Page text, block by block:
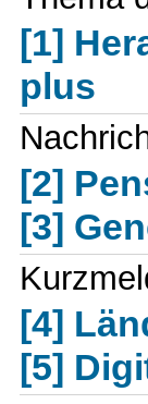
[1]
plus
[2]
[3]
[4]
[5]